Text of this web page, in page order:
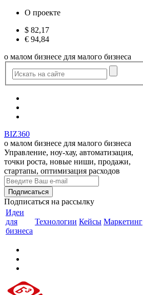
О проекте
$ 82,17
€ 94,84
о малом бизнесе для малого бизнеса
BIZ360
о малом бизнесе для малого бизнеса
Управление, ноу-хау, автоматизация,
точки роста, новые ниши, продажи,
стартапы, оптимизация расходов
Подписаться на рассылку
Идеи
для
бизнеса
Технологии Кейсы Маркетинг